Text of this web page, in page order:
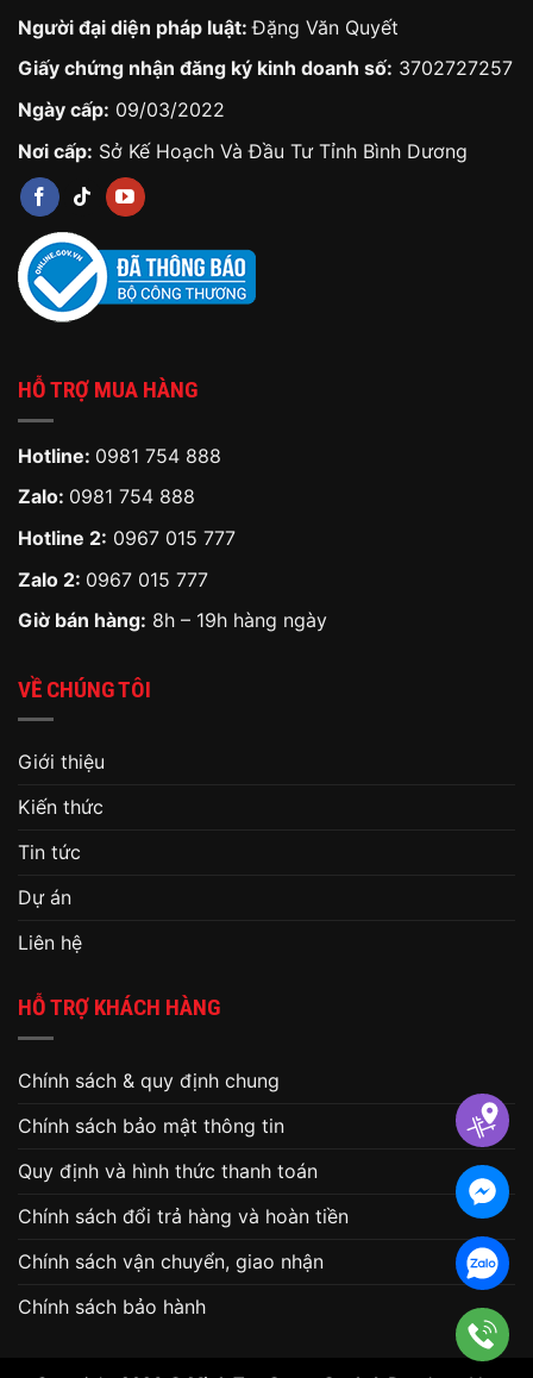
Người đại diện pháp luật:Đặng Văn Quyết
Giấy chứng nhận đăng ký kinh doanh số: 3702727257
Ngày cấp: 09/03/2022
Nơi cấp: Sở Kế Hoạch Và Đầu Tư Tỉnh Bình Dương
HỖ TRỢ MUA HÀNG
Hotline: 0981 754 888
Zalo: 0981 754 888
Hotline 2: 0967 015 777
Zalo 2: 0967 015 777
Giờ bán hàng: 8h – 19h hàng ngày
VỀ CHÚNG TÔI
Giới thiệu
Kiến thức
Tin tức
Dự án
Liên hệ
HỖ TRỢ KHÁCH HÀNG
Chính sách & quy định chung
Chính sách bảo mật thông tin
Quy định và hình thức thanh toán
Chính sách đổi trả hàng và hoàn tiền
Chính sách vận chuyển, giao nhận
Chính sách bảo hành